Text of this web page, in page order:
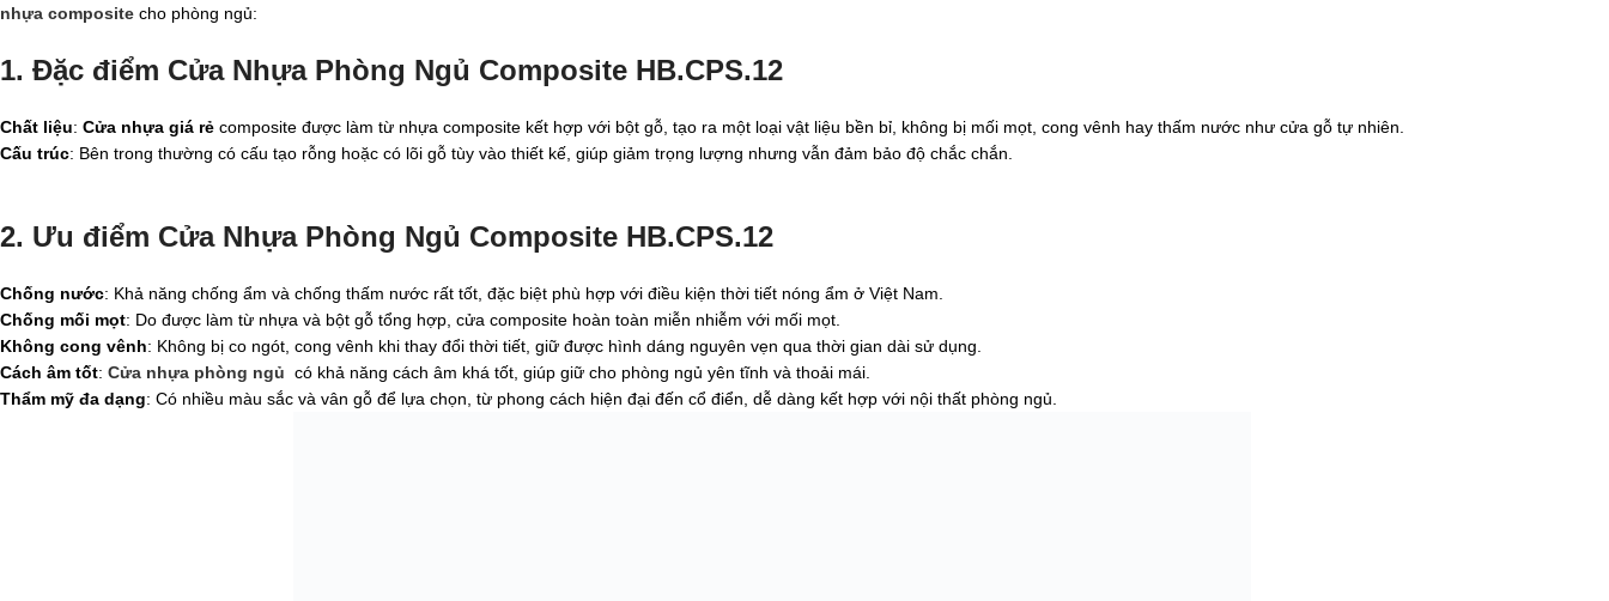
nhựa composite cho phòng ngủ:
1. Đặc điểm Cửa Nhựa Phòng Ngủ Composite HB.CPS.12
Chất liệu: Cửa nhựa giá rẻ composite được làm từ nhựa composite kết hợp với bột gỗ, tạo ra một loại vật liệu bền bỉ, không bị mối mọt, cong vênh hay thấm nước như cửa gỗ tự nhiên.
Cấu trúc: Bên trong thường có cấu tạo rỗng hoặc có lõi gỗ tùy vào thiết kế, giúp giảm trọng lượng nhưng vẫn đảm bảo độ chắc chắn.
2. Ưu điểm Cửa Nhựa Phòng Ngủ Composite HB.CPS.12
Chống nước: Khả năng chống ẩm và chống thấm nước rất tốt, đặc biệt phù hợp với điều kiện thời tiết nóng ẩm ở Việt Nam.
Chống mối mọt: Do được làm từ nhựa và bột gỗ tổng hợp, cửa composite hoàn toàn miễn nhiễm với mối mọt.
Không cong vênh: Không bị co ngót, cong vênh khi thay đổi thời tiết, giữ được hình dáng nguyên vẹn qua thời gian dài sử dụng.
Cách âm tốt: Cửa nhựa phòng ngủ có khả năng cách âm khá tốt, giúp giữ cho phòng ngủ yên tĩnh và thoải mái.
Thẩm mỹ đa dạng: Có nhiều màu sắc và vân gỗ để lựa chọn, từ phong cách hiện đại đến cổ điển, dễ dàng kết hợp với nội thất phòng ngủ.